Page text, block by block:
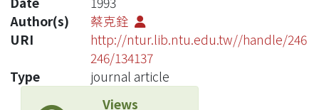
Author(s)
蔡克銓
URI
http://ntur.lib.ntu.edu.tw//handle/246
246/134137
Type
journal article
Views